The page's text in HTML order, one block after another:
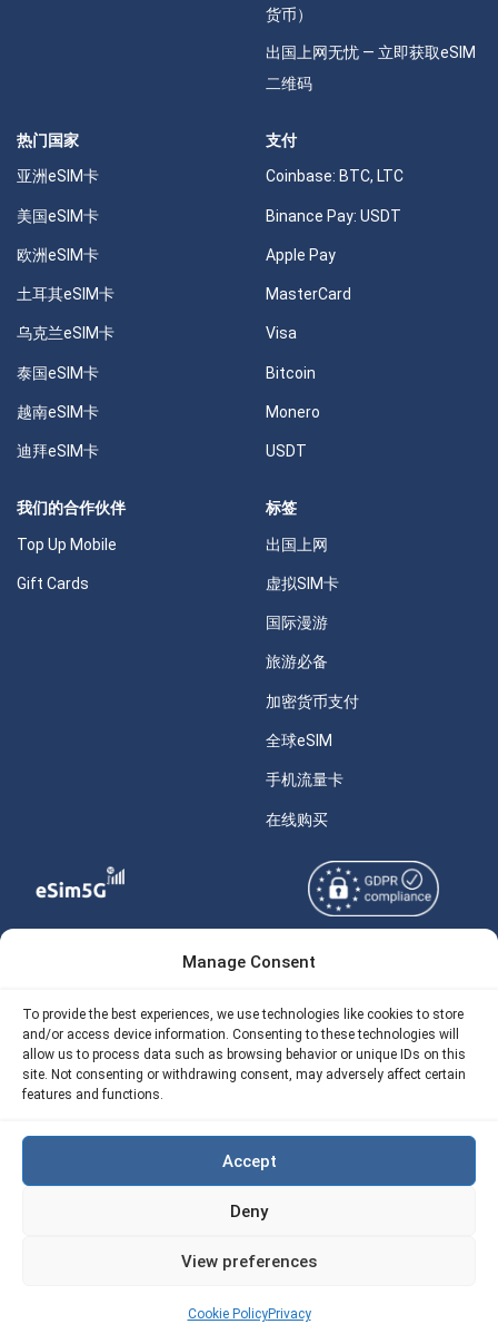
Manage Consent
To provide the best experiences, we use technologies like cookies to store
and/or access device information. Consenting to these technologies will
allow us to process data such as browsing behavior or unique IDs on this
site. Not consenting or withdrawing consent, may adversely affect certain
features and functions.
Accept
Deny
View preferences
Cookie PolicyPrivacy
货币）
出国上网无忧 — 立即获取eSIM
二维码
热门国家
亚洲eSIM卡
美国eSIM卡
欧洲eSIM卡
土耳其eSIM卡
乌克兰eSIM卡
泰国eSIM卡
越南eSIM卡
迪拜eSIM卡
支付
Coinbase: BTC, LTC
Binance Pay: USDT
Apple Pay
MasterCard
Visa
Bitcoin
Monero
USDT
我们的合作伙伴
Top Up Mobile
Gift Cards
标签
出国上网
虚拟SIM卡
国际漫游
旅游必备
加密货币支付
全球eSIM
手机流量卡
在线购买
Your Tickets
免费eSIM流量计算器
我们的 API
eSIM5G 退款政策
Copyright © 2026
使用条款
隐私政策
Site Map